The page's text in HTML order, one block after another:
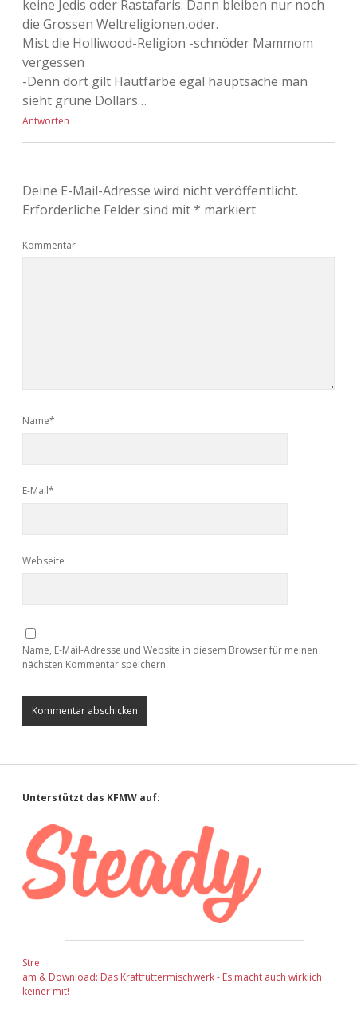
keine Jedis oder Rastafaris. Dann bleiben nur noch
die Grossen Weltreligionen,oder.
Mist die Holliwood-Religion -schnöder Mammom
vergessen
-Denn dort gilt Hautfarbe egal hauptsache man
sieht grüne Dollars…
Antworten
Deine E-Mail-Adresse wird nicht veröffentlicht.
Erforderliche Felder sind mit* markiert
Kommentar
Name*
E-Mail*
Webseite
Name, E-Mail-Adresse und Website in diesem Browser für meinen
nächsten Kommentar speichern.
Sidebar
Unterstützt das KFMW auf:
Stre
am & Download: Das Kraftfuttermischwerk - Es macht auch wirklich
keiner mit!